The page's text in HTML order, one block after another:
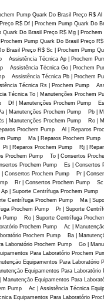
Pump Quark Do Brasil Preço R$
R$ Df | Prochem Pump Quark
Do Brasil Preço R$ Mg |
Pump Quark Do Brasil Preço
Brasil Preço R$ Sc | Prochem
Assistência Técnica Ap | Prochem
Assistência Técnica Go |
Assistência Técnica Pb |
Técnica Rs | Prochem Pump
Técnica To | Manutenções
Df | Manutenções Prochem Pump
| Manutenções Prochem Pump Pb
Manutenções Prochem Pump Ro
Prochem Pump Al | Reparos
Pump Ma | Reparos Prochem
| Reparos Prochem Pump Rj |
Prochem Pump To | Consertos
Prochem Pump Es |
Prochem Pump Pr |
Rr | Consertos Prochem Pump
| Suporte Centrífuga Prochem
Centrífuga Prochem Pump Ma |
Prochem Pump Pr | Suporte
Pump Ro | Suporte Centrífuga
Prochem Pump Ac |
Prochem Pump Ba |
Laboratório Prochem Pump Go |
Para Laboratório Prochem
Equipamentos Para
Equipamentos Para
Equipamentos Para
Pump Ac | Assistência Técnica
Equipamentos Para Laboratório